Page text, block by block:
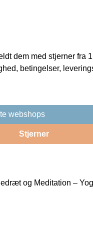
dem med stjerner fra
betingelser,
webshops
Stjerner
og Meditation –